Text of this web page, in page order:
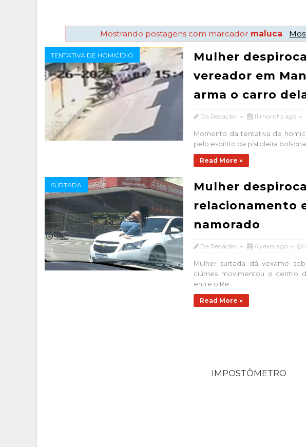
Mostrando postagens com marcador maluca.
TENTATIVA DE HOMICÍDIO
Mulher
vereador em
arma o carro
Da Redação 11 months ago
Momento da tentativa de
pelo espírito da pistoleira
Read More »
SURTADA
Mulher
relacionamento
namorado
Da Redação 6 years ago
Mulher surtada dá vexame
ciúmes movimentou o centro
entre o Re...
Read More »
IMPOSTÔMETRO